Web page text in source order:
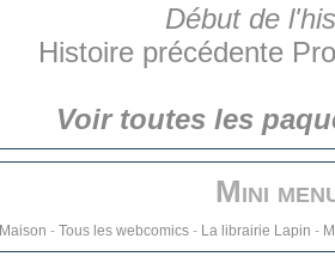
Début de
Histoire précédente
Voir toutes les
Mini
Maison - Tous les webcomics- La librairie Lapin -